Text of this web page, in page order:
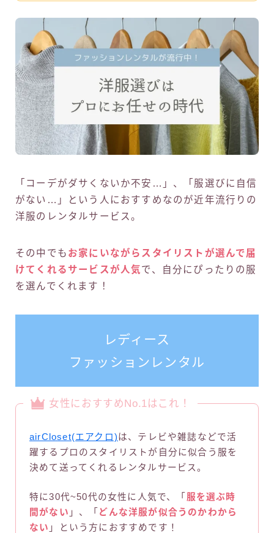
「コーデがダサくないか不安…」、「服選びに自信
がない…」という人におすすめなのが近年流行りの
洋服のレンタルサービス。
その中でも お家にいながらスタイリストが選んで届
けてくれるサービスが人気で、自分にぴったりの服
を選んでくれます！
レディース
ファッションレンタル
女性におすすめNo.1はこれ！
airCloset(エアクロ)は、テレビや雑誌などで活
躍するプロのスタイリストが自分に似合う服を
決めて送ってくれるレンタルサービス。
特に30代~50代の女性に人気で、「 服を選ぶ時
間がない 」、「 どんな洋服が似合うのかわから
ない 」という方におすすめです！